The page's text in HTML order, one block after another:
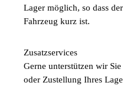
Lager möglich, so dass
Fahrzeug kurz ist.
Zusatzservices
Gerne unterstützen wir
oder Zustellung Ihres